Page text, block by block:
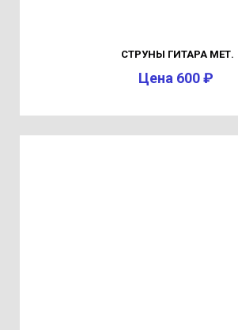
СТРУНЫ ГИТАРА МЕТ.
Цена 600 ₽